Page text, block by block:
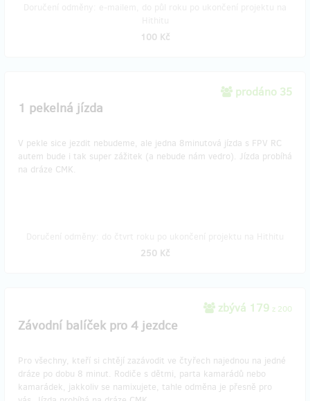
100 Kč
prodáno 35
1 pekelná jízda
V pekle sice jezdit nebudeme, ale jedna 8minutová jízda s FPV RC
autem bude i tak super zážitek (a nebude nám vedro). Jízda probíhá
na dráze CMK.
250 Kč
zbývá 179 z 200
Závodní balíček pro 4 jezdce
Pro všechny, kteří si chtějí zazávodit ve čtyřech najednou na jedné
dráze po dobu 8 minut. Rodiče s dětmi, parta kamarádů nebo
kamarádek, jakkoliv se namixujete, tahle odměna je přesně pro